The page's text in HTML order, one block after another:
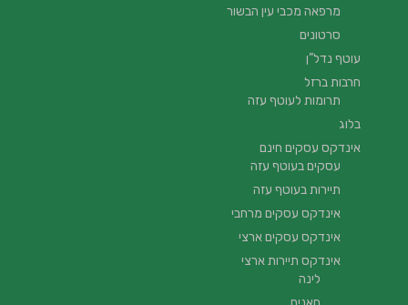
מרפאה מכבי עין הבשור
סרטונים
עוטף נדל”ן
חרבות ברזל
תרומות לעוטף עזה
בלוג
אינדקס עסקים חינם
עסקים בעוטף עזה
תיירות בעוטף עזה
אינדקס עסקים מרחבי
אינדקס עסקים ארצי
אינדקס תיירות ארצי
לינה